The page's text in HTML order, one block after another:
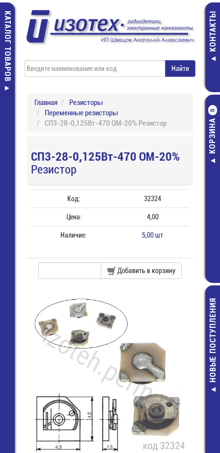
КАТАЛОГ ТОВАРОВ КОНТАКТЫ
КОРЗИНА
0
FRC1-НОВЫЕ ПОСТУПЛЕНИЯ
Главная
Резисторы
Переменные резисторы
СП3-28-0,125Вт-470 ОМ-20% Резистор
СП3-28-0,125Вт-470 ОМ-20%
Резистор
Код: 32324
Цена: 4,00
Наличие: 5,00 шт
Добавить в корзину